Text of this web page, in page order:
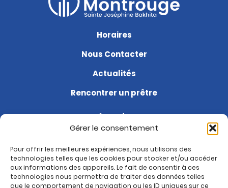
Gérer le consentement
Pour offrir les meilleures expériences, nous utilisons des
technologies telles que les cookies pour stocker et/ou accéder
aux informations des appareils. Le fait de consentir à ces
technologies nous permettra de traiter des données telles
que le comportement de navigation ou les ID uniques sur ce
Horaires
Nous Contacter
Actualités
Rencontrer un prêtre
Agenda
Questions fréquentes
Je suis nouveau